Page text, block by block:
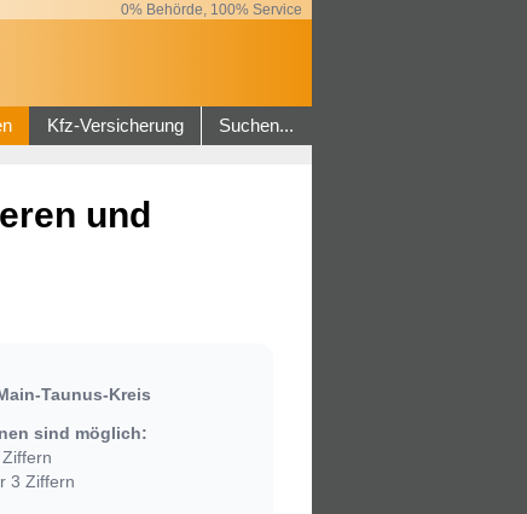
0% Behörde, 100% Service
Kfz-Versicherung Suchen...
und
Taunus-Kreis
sind möglich:
3 Ziffern